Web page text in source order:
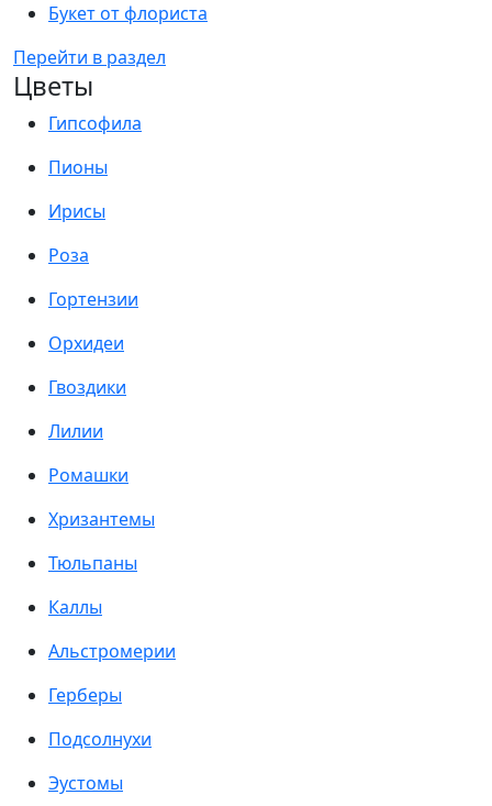
Букет от флориста
Перейти в раздел
Цветы
Гипсофила
Пионы
Ирисы
Роза
Гортензии
Орхидеи
Гвоздики
Лилии
Ромашки
Хризантемы
Тюльпаны
Каллы
Альстромерии
Герберы
Подсолнухи
Эустомы